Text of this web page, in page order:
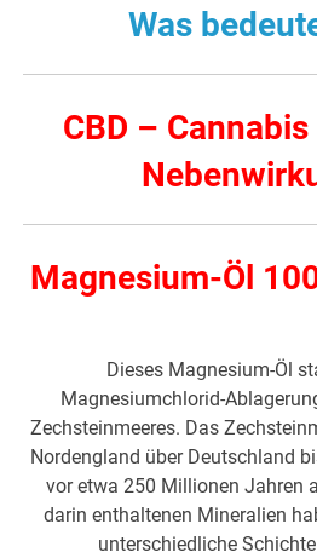
Was
CBD –
Magnesium-Öl
Dieses Magnesium-Öl
Magnesiumchlorid-
Zechsteinmeeres. Das
Nordengland über Deutschland
vor etwa 250 Millionen Jahren
darin enthaltenen Mineralien
unterschiedliche